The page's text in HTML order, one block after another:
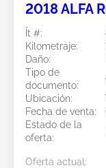
2018 ALFA
Ít #:
Kilometraje:
Daño:
Tipo de
documento:
Ubicación:
Fecha de venta:
Estado de la
oferta:
Oferta actual: